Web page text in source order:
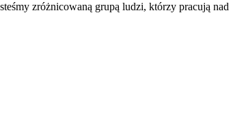
zróżnicowaną grupą ludzi, którzy pracują nad